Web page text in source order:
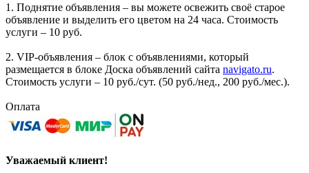
1. Поднятие объявления – вы можете освежить своё старое
объявление и выделить его цветом на 24 часа. Стоимость
услуги – 10 руб.
2. VIP-объявления – блок с объявлениями, который
размещается в блоке Доска объявлений сайта navigato.ru.
Стоимость услуги – 10 руб./сут. (50 руб./нед., 200 руб./мес.).
Оплата
Уважаемый клиент!